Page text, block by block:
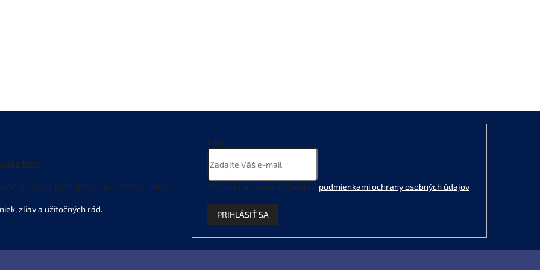
o nových produktoch na našom e-shope.
Email
Vložením e-mailu súhlasíte s podmienkami ochrany osobných údajov.
PRIHLÁSIŤ SA